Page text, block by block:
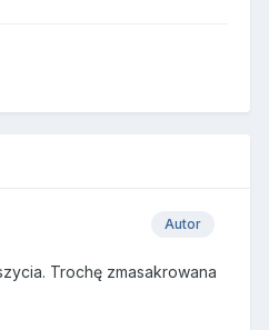
Autor
Trochę zmasakrowana